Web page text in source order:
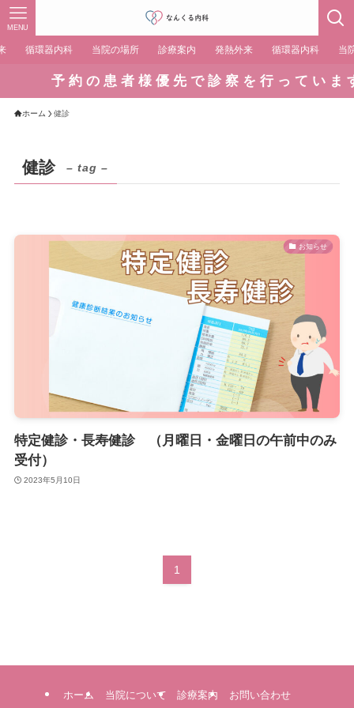
MENU
循環器内科 当院の場所 診療案内 発熱外来 循環器内科 当
予 約 の 患 者 様 優 先 で 診 察 を 行 っ て い ま
ホーム 健診
健診 – tag –
お知らせ
特定健診・長寿健診 （月曜日・金曜日の午前中のみ
受付）
2023年5月10日
1
ホーム 当院について 診療案内 お問い合わせ